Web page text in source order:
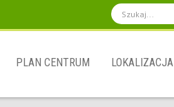
PLAN CENTRUM LOKALIZACJA